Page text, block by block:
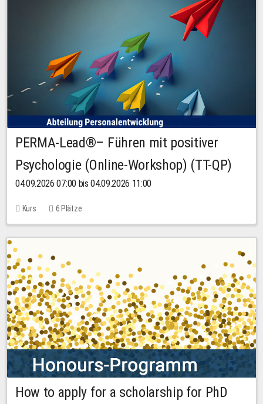
PERMA-Lead®– Führen mit positiver
Psychologie (Online-Workshop) (TT-QP)
04.09.2026 07:00 bis 04.09.2026 11:00
Kurs 6 Plätze
How to apply for a scholarship for PhD